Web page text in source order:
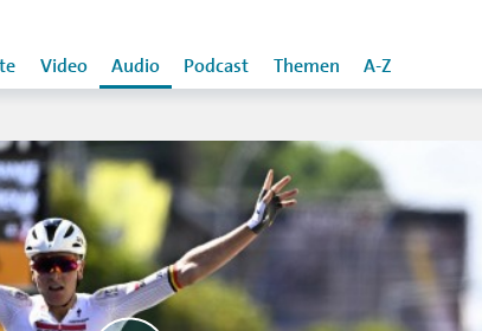
Video Audio Podcast Themen A-Z